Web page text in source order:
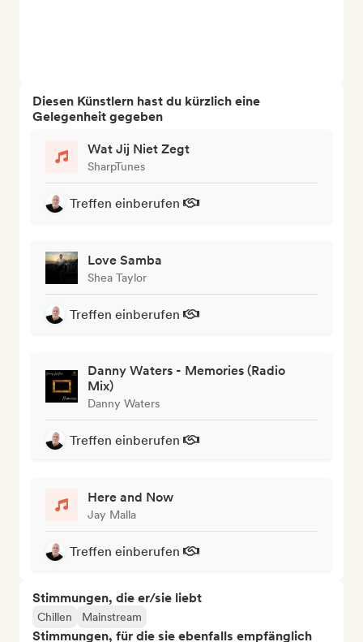
Diesen Künstlern hast du kürzlich eine
Gelegenheit gegeben
Wat Jij Niet Zegt
SharpTunes
Treffen einberufen
Love Samba
Shea Taylor
Treffen einberufen
Danny Waters - Memories (Radio
Mix)
Danny Waters
Treffen einberufen
Here and Now
Jay Malla
Treffen einberufen
Stimmungen, die er/sie liebt
Chillen Mainstream
Stimmungen, für die sie ebenfalls empfänglich